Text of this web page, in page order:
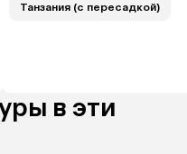
Танзания (с пересадкой)
в эти